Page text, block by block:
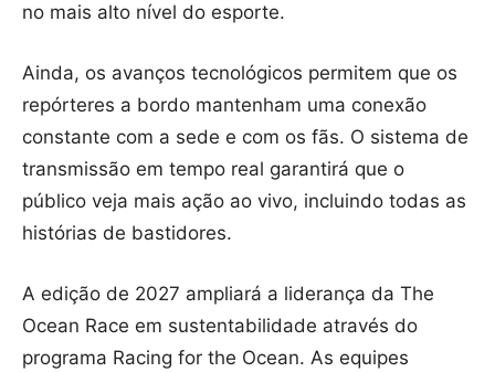
no mais alto nível do esporte.
Ainda, os avanços tecnológicos permitem que os
repórteres a bordo mantenham uma conexão
constante com a sede e com os fãs. O sistema de
transmissão em tempo real garantirá que o
público veja mais ação ao vivo, incluindo todas as
histórias de bastidores.
A edição de 2027 ampliará a liderança da The
Ocean Race em sustentabilidade através do
programa Racing for the Ocean. As equipes